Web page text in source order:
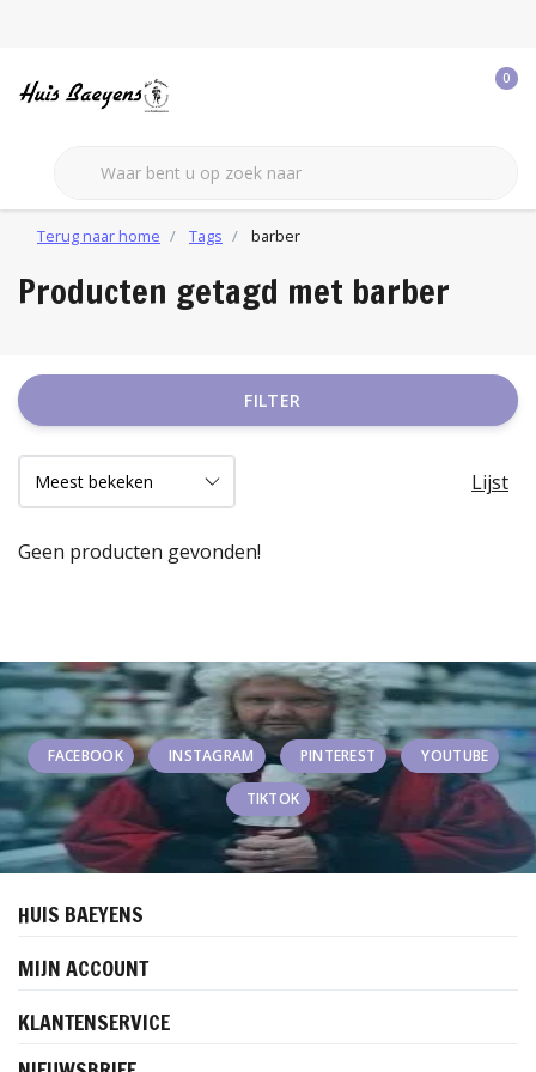
0
Terug naar home Tags barber
Producten getagd met barber
FILTER
Lijst
Geen producten gevonden!
FACEBOOK INSTAGRAM PINTEREST YOUTUBE
TIKTOK
HUIS BAEYENS
MIJN ACCOUNT
KLANTENSERVICE